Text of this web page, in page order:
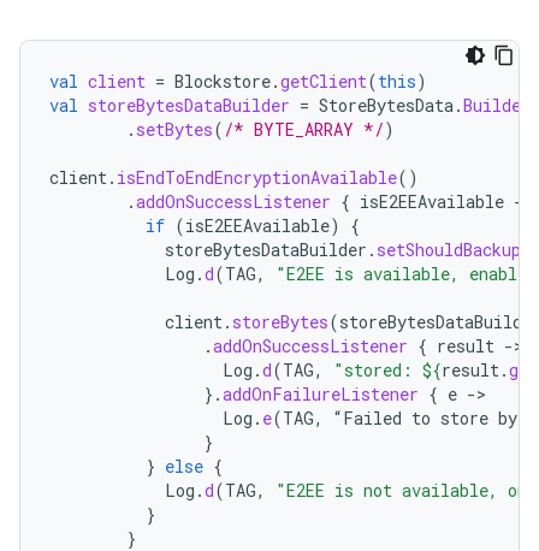
val client = Blockstore.getClient(this)
val storeBytesDataBuilder = StoreBytesData.Builder
. setBytes( /* BYTE_ARRAY */)
client. isEndToEndEncryptionAvailable()
.addOnSuccessListener { isE2EEAvailable -
if (isE2EEAvailable)
{
storeBytesDataBuilder .
Log .d(TAG, "E2EE is available,
client. storeBytes(
.addOnSuccessListener { result -
Log .d(TAG, "stored: ${result.
}.addOnFailureListener { e -
Log . e(TAG, “Failed to store
}
} else {
Log .d(TAG,
"E2EE is not available,
}
}